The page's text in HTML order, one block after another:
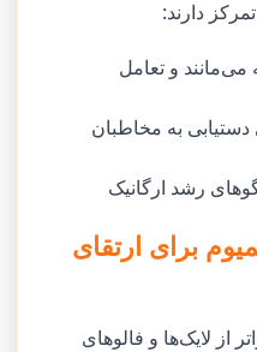
دارند:
می‌مانند و تعامل
دستیابی به مخاطبان
رشد ارگانیک
برای ارتقای
از لایک‌ها و فالوهای